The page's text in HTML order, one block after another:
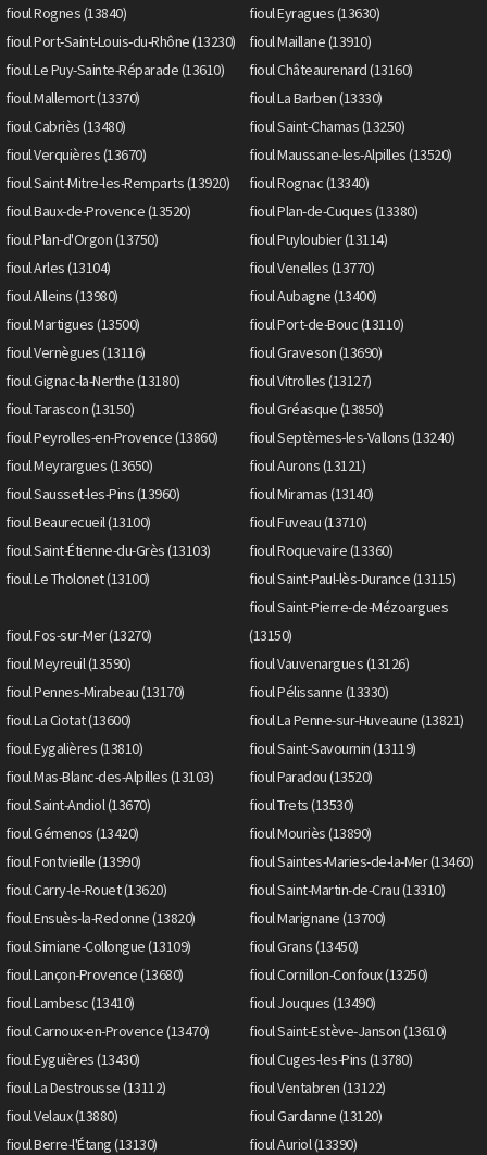
fioul Rognes (13840)
fioul Eyragues (13630)
fioul Port-Saint-Louis-du-Rhône (13230)
fioul Maillane (13910)
fioul Le Puy-Sainte-Réparade (13610)
fioul Châteaurenard (13160)
fioul Mallemort (13370)
fioul La Barben (13330)
fioul Cabriès (13480)
fioul Saint-Chamas (13250)
fioul Verquières (13670)
fioul Maussane-les-Alpilles (13520)
fioul Saint-Mitre-les-Remparts (13920)
fioul Rognac (13340)
fioul Baux-de-Provence (13520)
fioul Plan-de-Cuques (13380)
fioul Plan-d'Orgon (13750)
fioul Puyloubier (13114)
fioul Arles (13104)
fioul Venelles (13770)
fioul Alleins (13980)
fioul Aubagne (13400)
fioul Martigues (13500)
fioul Port-de-Bouc (13110)
fioul Vernègues (13116)
fioul Graveson (13690)
fioul Gignac-la-Nerthe (13180)
fioul Vitrolles (13127)
fioul Tarascon (13150)
fioul Gréasque (13850)
fioul Peyrolles-en-Provence (13860)
fioul Septèmes-les-Vallons (13240)
fioul Meyrargues (13650)
fioul Aurons (13121)
fioul Sausset-les-Pins (13960)
fioul Miramas (13140)
fioul Beaurecueil (13100)
fioul Fuveau (13710)
fioul Saint-Étienne-du-Grès (13103)
fioul Roquevaire (13360)
fioul Le Tholonet (13100)
fioul Saint-Paul-lès-Durance (13115)
fioul Fos-sur-Mer (13270)
fioul Saint-Pierre-de-Mézoargues
(13150)
fioul Meyreuil (13590)
fioul Vauvenargues (13126)
fioul Pennes-Mirabeau (13170)
fioul Pélissanne (13330)
fioul La Ciotat (13600)
fioul La Penne-sur-Huveaune (13821)
fioul Eygalières (13810)
fioul Saint-Savournin (13119)
fioul Mas-Blanc-des-Alpilles (13103)
fioul Paradou (13520)
fioul Saint-Andiol (13670)
fioul Trets (13530)
fioul Gémenos (13420)
fioul Mouriès (13890)
fioul Fontvieille (13990)
fioul Saintes-Maries-de-la-Mer (13460)
fioul Carry-le-Rouet (13620)
fioul Saint-Martin-de-Crau (13310)
fioul Ensuès-la-Redonne (13820)
fioul Marignane (13700)
fioul Simiane-Collongue (13109)
fioul Grans (13450)
fioul Lançon-Provence (13680)
fioul Cornillon-Confoux (13250)
fioul Lambesc (13410)
fioul Jouques (13490)
fioul Carnoux-en-Provence (13470)
fioul Saint-Estève-Janson (13610)
fioul Eyguières (13430)
fioul Cuges-les-Pins (13780)
fioul La Destrousse (13112)
fioul Ventabren (13122)
fioul Velaux (13880)
fioul Gardanne (13120)
fioul Berre-l'Étang (13130)
fioul Auriol (13390)